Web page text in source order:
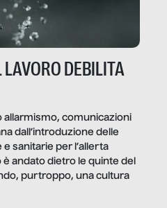
DEBILITA
allarmismo, comunicazioni
dall’introduzione delle
sanitarie per l’allerta
andato dietro le quinte del
purtroppo, una cultura